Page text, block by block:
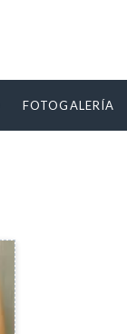
FOTOGALERÍA